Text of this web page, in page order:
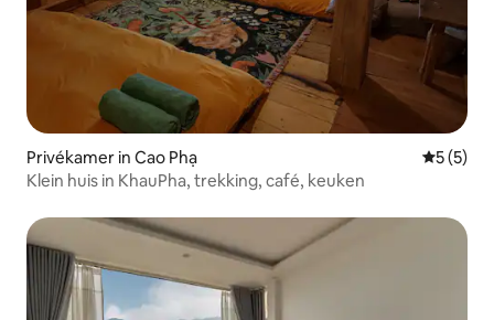
Privékamer in Cao Phạ
5 (5)
Klein huis in KhauPha, trekking, café, keuken